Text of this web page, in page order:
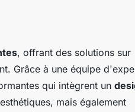
, offrant des solutions sur
Grâce à une équipe
qui intègrent un
mais également